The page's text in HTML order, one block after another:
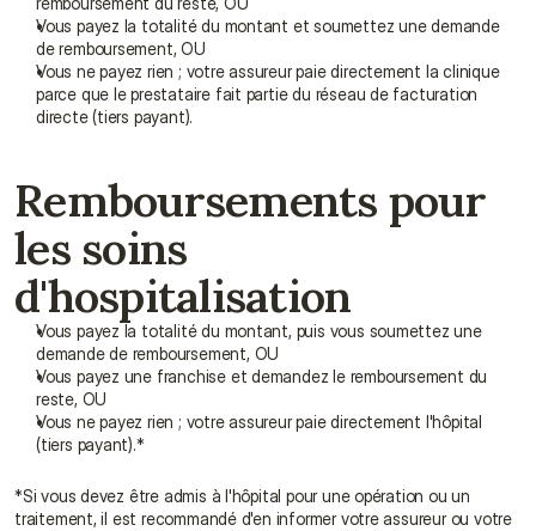
Vous payez la totalité du montant et soumettez une demande
de remboursement, OU
Vous ne payez rien ; votre assureur paie directement la clinique
parce que le prestataire fait partie du réseau de facturation
directe (tiers payant).
Remboursements pour
les soins
d'hospitalisation
Vous payez la totalité du montant, puis vous soumettez une
demande de remboursement, OU
Vous payez une franchise et demandez le remboursement du
reste, OU
Vous ne payez rien ; votre assureur paie directement l'hôpital
(tiers payant).*
*Si vous devez être admis à l'hôpital pour une opération ou un
traitement, il est recommandé d'en informer votre assureur ou votre